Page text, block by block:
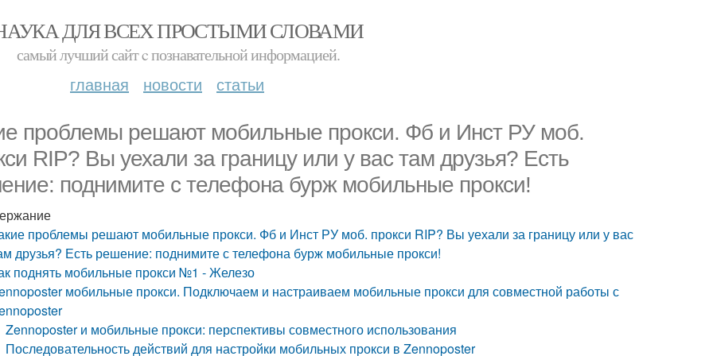
ДЛЯ ВСЕХ ПРОСТЫМИ СЛОВАМИ
самый лучший сайт c познавательной информацией.
главная новости статьи
проблемы решают мобильные прокси. Фб и Инст РУ моб.
RIP? Вы уехали за границу или у вас там друзья? Есть
поднимите с телефона бурж мобильные прокси!
проблемы решают мобильные прокси. Фб и Инст РУ моб. прокси RIP? Вы уехали за границу или у вас
друзья? Есть решение: поднимите с телефона бурж мобильные прокси!
поднять мобильные прокси №1 - Железо
мобильные прокси. Подключаем и настраиваем мобильные прокси для совместной работы с
Zennoposter и мобильные прокси: перспективы совместного использования
Последовательность действий для настройки мобильных прокси в Zennoposter